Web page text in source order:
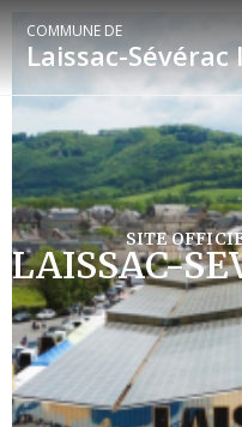
COMMUNE DE
Laissac-Sévérac
SITE
LAISSAC-